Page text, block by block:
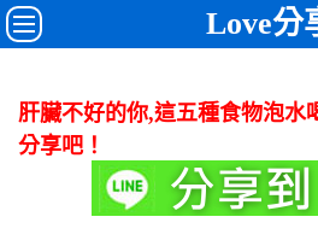
Love分
肝臟不好的你,這五種食物泡水
分享吧！